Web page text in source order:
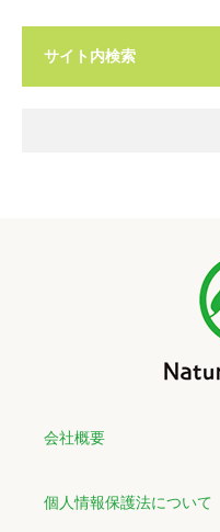
サイト内検索
会社概要
個人情報保護法について